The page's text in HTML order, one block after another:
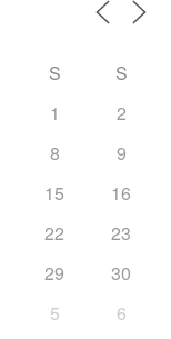
S
S
1
2
8
9
15
16
22
23
29
30
5 6